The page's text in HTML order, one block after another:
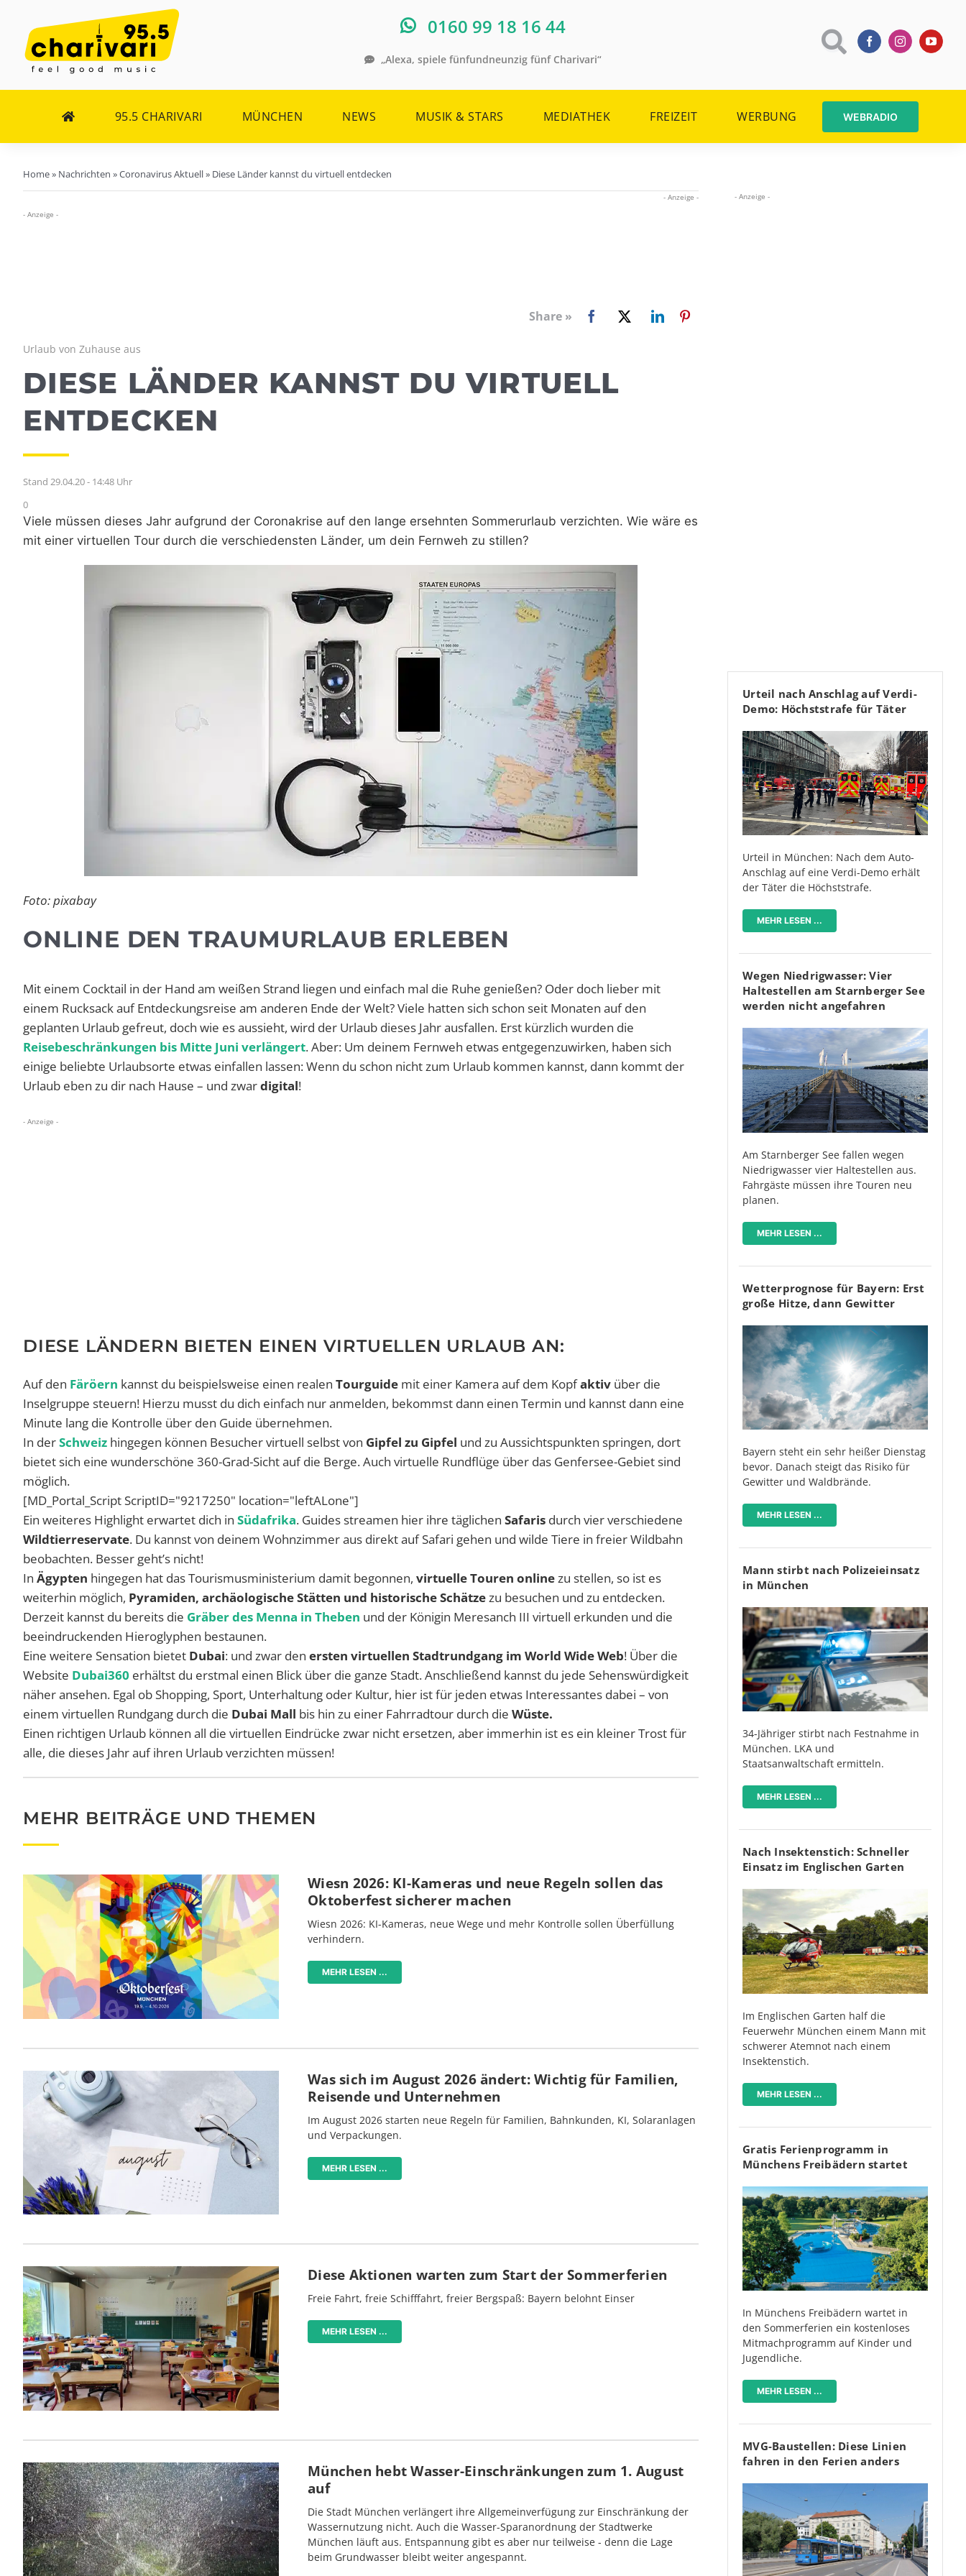
Inhalt
springen
0160 99 18 16 44
„Alexa, spiele fünfundneunzig fünf Charivari“
95.5 CHARIVARI MÜNCHEN NEWS MUSIK & STARS MEDIATHEK FREIZEIT WERBUNG WEBRADIO
Home» Nachrichten »Coronavirus Aktuell» Diese Länder kannst du virtuell entdecken
- Anzeige -
- Anzeige -
Share »
Urlaub von Zuhause aus
DIESE LÄNDER KANNST DU VIRTUELL
ENTDECKEN
Stand 29.04.20 - 14:48 Uhr
0
Viele müssen dieses Jahr aufgrund der Coronakrise auf den lange ersehnten Sommerurlaub verzichten. Wie wäre es
mit einer virtuellen Tour durch die verschiedensten Länder, um dein Fernweh zu stillen?
Foto: pixabay
ONLINE DEN TRAUMURLAUB ERLEBEN
Mit einem Cocktail in der Hand am weißen Strand liegen und einfach mal die Ruhe genießen? Oder doch lieber mit
einem Rucksack auf Entdeckungsreise am anderen Ende der Welt? Viele hatten sich schon seit Monaten auf den
geplanten Urlaub gefreut, doch wie es aussieht, wird der Urlaub dieses Jahr ausfallen. Erst kürzlich wurden die
Reisebeschränkungen bis Mitte Juni verlängert. Aber: Um deinem Fernweh etwas entgegenzuwirken, haben sich
einige beliebte Urlaubsorte etwas einfallen lassen: Wenn du schon nicht zum Urlaub kommen kannst, dann kommt der
Urlaub eben zu dir nach Hause – und zwardigital!
- Anzeige -
DIESE LÄNDERN BIETEN EINEN VIRTUELLEN URLAUB AN:
Auf den Färöern kannst du beispielsweise einen realen Tourguide mit einer Kamera auf dem Kopfaktiv über die
Inselgruppe steuern! Hierzu musst du dich einfach nur anmelden, bekommst dann einen Termin und kannst dann eine
Minute lang die Kontrolle über den Guide übernehmen.
In derSchweiz hingegen können Besucher virtuell selbst von Gipfel zu Gipfel und zu Aussichtspunkten springen, dort
bietet sich eine wunderschöne 360-Grad-Sicht auf die Berge. Auch virtuelle Rundflüge über das Genfersee-Gebiet sind
möglich.
[MD_Portal_Script ScriptID="9217250" location="leftALone"]
Ein weiteres Highlight erwartet dich in Südafrika. Guides streamen hier ihre täglichen Safaris durch vier verschiedene
Wildtierreservate. Du kannst von deinem Wohnzimmer aus direkt auf Safari gehen und wilde Tiere in freier Wildbahn
beobachten. Besser geht’s nicht!
In Ägypten hingegen hat das Tourismusministerium damit begonnen, virtuelle Touren onlinezu stellen, so ist es
weiterhin möglich, Pyramiden, archäologische Stätten und historische Schätzezu besuchen und zu entdecken.
Derzeit kannst du bereits die Gräber des Menna in Theben und der Königin Meresanch III virtuell erkunden und die
beeindruckenden Hieroglyphen bestaunen.
Eine weitere Sensation bietet Dubai: und zwar den ersten virtuellen Stadtrundgang im World Wide Web! Über die
Website Dubai360 erhältst du erstmal einen Blick über die ganze Stadt. Anschließend kannst du jede Sehenswürdigkeit
näher ansehen. Egal ob Shopping, Sport, Unterhaltung oder Kultur, hier ist für jeden etwas Interessantes dabei – von
einem virtuellen Rundgang durch die Dubai Mall bis hin zu einer Fahrradtour durch die Wüste.
Einen richtigen Urlaub können all die virtuellen Eindrücke zwar nicht ersetzen, aber immerhin ist es ein kleiner Trost für
alle, die dieses Jahr auf ihren Urlaub verzichten müssen!
MEHR BEITRÄGE UND THEMEN
Wiesn 2026: KI-Kameras und neue Regeln sollen das
Oktoberfest sicherer machen
Wiesn 2026: KI-Kameras, neue Wege und mehr Kontrolle sollen Überfüllung
verhindern.
MEHR LESEN ...
Was sich im August 2026 ändert: Wichtig für Familien,
Reisende und Unternehmen
Im August 2026 starten neue Regeln für Familien, Bahnkunden, KI, Solaranlagen
und Verpackungen.
MEHR LESEN ...
Diese Aktionen warten zum Start der Sommerferien
Freie Fahrt, freie Schifffahrt, freier Bergspaß: Bayern belohnt Einser
MEHR LESEN ...
München hebt Wasser-Einschränkungen zum 1. August
auf
Die Stadt München verlängert ihre Allgemeinverfügung zur Einschränkung der
Wassernutzung nicht. Auch die Wasser-Sparanordnung der Stadtwerke
München läuft aus. Entspannung gibt es aber nur teilweise - denn die Lage
beim Grundwasser bleibt weiter angespannt.
- Anzeige -
Urteil nach Anschlag auf Verdi-
Demo: Höchststrafe für Täter
Urteil in München: Nach dem Auto-
Anschlag auf eine Verdi-Demo erhält
der Täter die Höchststrafe.
MEHR LESEN ...
Wegen Niedrigwasser: Vier
Haltestellen am Starnberger See
werden nicht angefahren
Am Starnberger See fallen wegen
Niedrigwasser vier Haltestellen aus.
Fahrgäste müssen ihre Touren neu
planen.
MEHR LESEN ...
Wetterprognose für Bayern: Erst
große Hitze, dann Gewitter
Bayern steht ein sehr heißer Dienstag
bevor. Danach steigt das Risiko für
Gewitter und Waldbrände.
MEHR LESEN ...
Mann stirbt nach Polizeieinsatz
in München
34-Jähriger stirbt nach Festnahme in
München. LKA und
Staatsanwaltschaft ermitteln.
MEHR LESEN ...
Nach Insektenstich: Schneller
Einsatz im Englischen Garten
Im Englischen Garten half die
Feuerwehr München einem Mann mit
schwerer Atemnot nach einem
Insektenstich.
MEHR LESEN ...
Gratis Ferienprogramm in
Münchens Freibädern startet
In Münchens Freibädern wartet in
den Sommerferien ein kostenloses
Mitmachprogramm auf Kinder und
Jugendliche.
MEHR LESEN ...
MVG-Baustellen: Diese Linien
fahren in den Ferien anders